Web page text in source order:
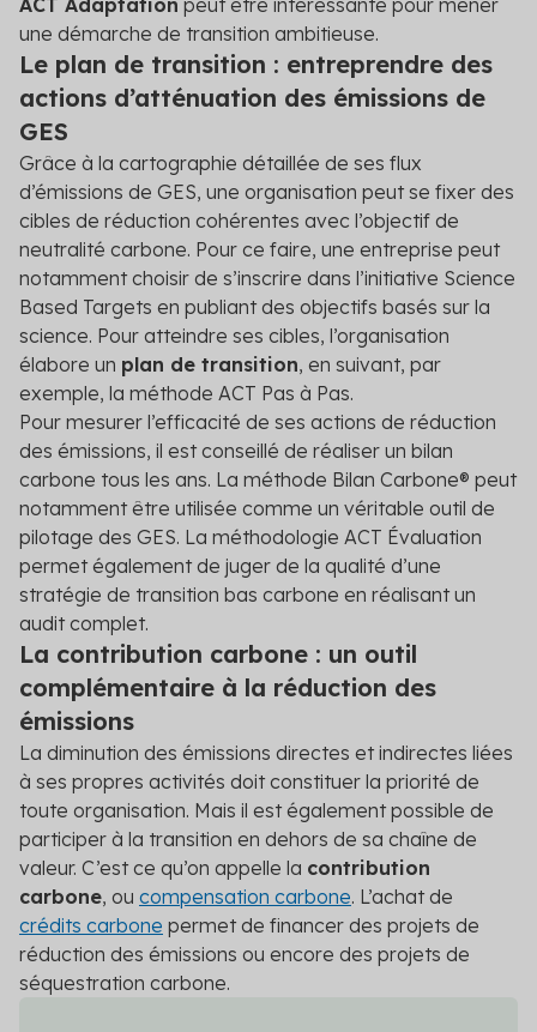
ACT Adaptation peut être intéressante pour mener
une démarche de transition ambitieuse.
Le plan de transition : entreprendre des
actions d’atténuation des émissions de
GES
Grâce à la cartographie détaillée de ses flux
d’émissions de GES, une organisation peut se fixer des
cibles de réduction cohérentes avec l’objectif de
neutralité carbone. Pour ce faire, une entreprise peut
notamment choisir de s’inscrire dans l’initiative Science
Based Targets en publiant des objectifs basés sur la
science. Pour atteindre ses cibles, l’organisation
élabore un plan de transition, en suivant, par
exemple, la méthode ACT Pas à Pas.
Pour mesurer l’efficacité de ses actions de réduction
des émissions, il est conseillé de réaliser un bilan
carbone tous les ans. La méthode Bilan Carbone® peut
notamment être utilisée comme un véritable outil de
pilotage des GES. La méthodologie ACT Évaluation
permet également de juger de la qualité d’une
stratégie de transition bas carbone en réalisant un
audit complet.
La contribution carbone : un outil
complémentaire à la réduction des
émissions
La diminution des émissions directes et indirectes liées
à ses propres activités doit constituer la priorité de
toute organisation. Mais il est également possible de
participer à la transition en dehors de sa chaîne de
valeur. C’est ce qu’on appelle la contribution
carbone, ou compensation carbone. L’achat de
crédits carbone permet de financer des projets de
réduction des émissions ou encore des projets de
séquestration carbone.